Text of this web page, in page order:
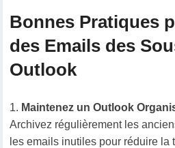
Bonnes Pratiques
des Emails des
Outlook
Maintenez un Outlook
Archivez régulièrement les
les emails inutiles pour réduire la